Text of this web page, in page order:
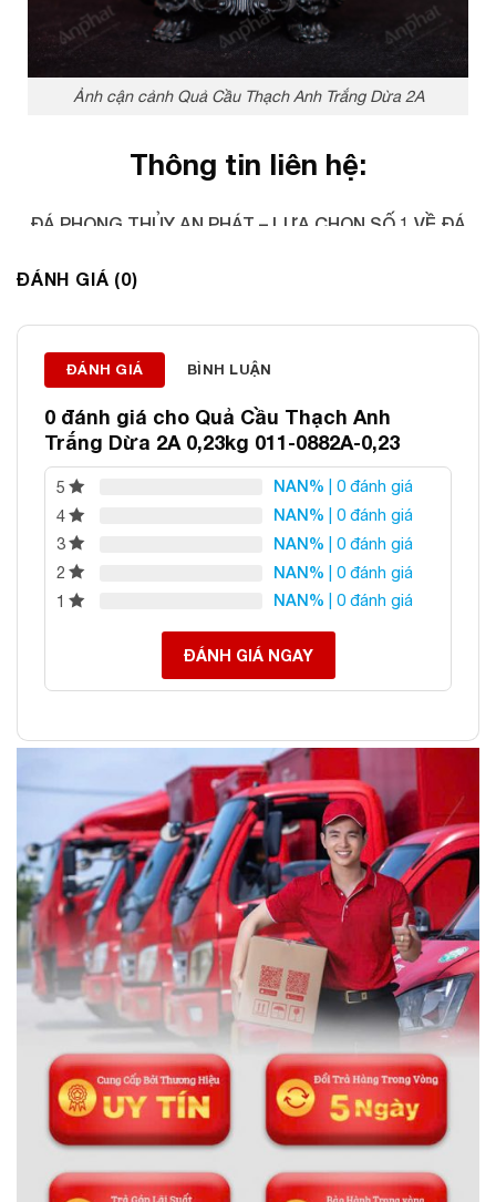
Ảnh cận cảnh Quả Cầu Thạch Anh Trắng Dừa 2A
Thông tin liên hệ:
ĐÁ PHONG THỦY AN PHÁT – LỰA CHỌN SỐ 1 VỀ ĐÁ
Địa chỉ: 60/69 Bùi Huy Bích, Hoàng Mai, Hà Nội
ĐÁNH GIÁ (0)
ĐÁNH GIÁ BÌNH LUẬN
0 đánh giá cho Quả Cầu Thạch Anh
Trắng Dừa 2A 0,23kg 011-0882A-0,23
5 NAN% | 0 đánh giá
4
NAN% | 0 đánh giá
3
NAN% | 0 đánh giá
2
NAN% | 0 đánh giá
1
NAN% | 0 đánh giá
ĐÁNH GIÁ NGAY